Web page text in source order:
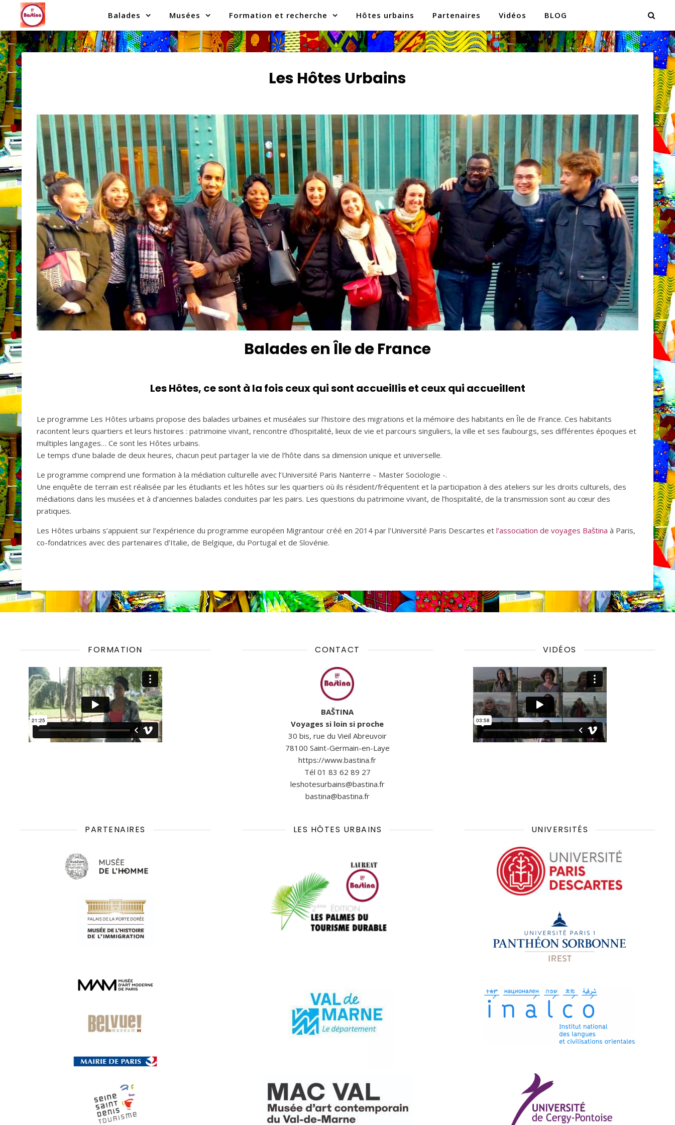
Balades Musées Formation et recherche Hôtes urbains Partenaires Vidéos BLOG
Les Hôtes Urbains
Balades en Île de France
Les Hôtes, ce sont à la fois ceux qui sont accueillis et ceux qui accueillent
Le programme Les Hôtes urbains propose des balades urbaines et muséales sur l’histoire des migrations et la mémoire des habitants en Île de France. Ces habitants
racontent leurs quartiers et leurs histoires : patrimoine vivant, rencontre d’hospitalité, lieux de vie et parcours singuliers, la ville et ses faubourgs, ses différentes époques et
multiples langages… Ce sont les Hôtes urbains.
Le temps d’une balade de deux heures, chacun peut partager la vie de l’hôte dans sa dimension unique et universelle.
Le programme comprend une formation à la médiation culturelle avec l’Université Paris Nanterre – Master Sociologie -.
Une enquête de terrain est réalisée par les étudiants et les hôtes sur les quartiers où ils résident/fréquentent et la participation à des ateliers sur les droits culturels, des
médiations dans les musées et à d’anciennes balades conduites par les pairs. Les questions du patrimoine vivant, de l’hospitalité, de la transmission sont au cœur des
pratiques.
Les Hôtes urbains s’appuient sur l’expérience du programme européen Migrantour créé en 2014 par l’Université Paris Descartes et l’association de voyages Baština à Paris,
co-fondatrices avec des partenaires d’Italie, de Belgique, du Portugal et de Slovénie.
FORMATION CONTACT
BAŠTINA
Voyages si loin si proche
30 bis, rue du Vieil Abreuvoir
78100 Saint-Germain-en-Laye
https://www.bastina.fr
Tél 01 83 62 89 27
leshotesurbains@bastina.fr
bastina@bastina.fr
VIDÉOS
PARTENAIRES LES HÔTES URBAINS UNIVERSITÉS